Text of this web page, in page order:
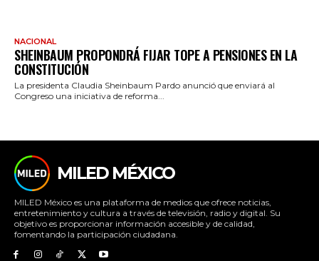
NACIONAL
SHEINBAUM PROPONDRÁ FIJAR TOPE A PENSIONES EN LA
CONSTITUCIÓN
La presidenta Claudia Sheinbaum Pardo anunció que enviará al
Congreso una iniciativa de reforma...
MILED MÉXICO
MILED México es una plataforma de medios que ofrece noticias,
entretenimiento y cultura a través de televisión, radio y digital. Su
objetivo es proporcionar información accesible y de calidad,
fomentando la participación ciudadana.